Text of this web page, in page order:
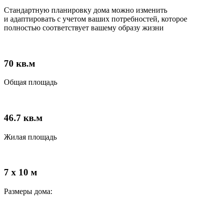
Стандартную планировку дома можно изменить
и адаптировать с учетом ваших потребностей, которое
полностью соответствует вашему образу жизни
70 кв.м
Общая площадь
46.7 кв.м
Жилая площадь
7 x 10 м
Размеры дома: